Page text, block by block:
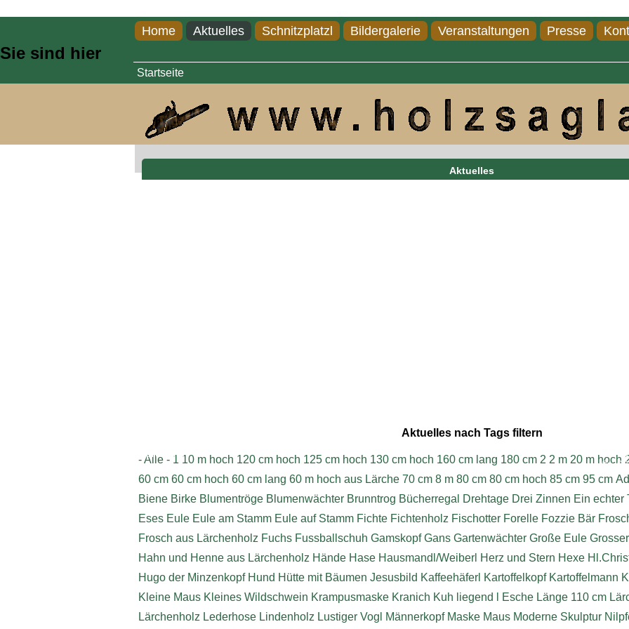
Home Aktuelles Schnitzplatzl Bildergalerie Veranstaltungen Presse
Sie sind hier
Startseite
Aktuelles
Aktuelles nach Tags filtern
- Alle - 1 10 m hoch 120 cm hoch 125 cm hoch 130 cm hoch 160 cm lang 180 cm 2 2 m 20 m hoch
60 cm 60 cm hoch 60 cm lang 60 m hoch aus Lärche 70 cm 8 m 80 cm 80 cm hoch 85 cm 95 cm
Biene Birke Blumentröge Blumenwächter Brunntrog Bücherregal Drehtage Drei Zinnen Ein echter
Eses Eule Eule am Stamm Eule auf Stamm Fichte Fichtenholz Fischotter Forelle Fozzie Bär
Frosch aus Lärchenholz Fuchs Fussballschuh Gamskopf Gans Gartenwächter Große Eule
Hahn und Henne aus Lärchenholz Hände Hase Hausmandl/Weiberl Herz und Stern Hexe
Hugo der Minzenkopf Hund Hütte mit Bäumen Jesusbild Kaffeehäferl Kartoffelkopf Kartoffelmann
Kleine Maus Kleines Wildschwein Krampusmaske Kranich Kuh liegend l Esche Länge 110 cm
Lärchenholz Lederhose Lindenholz Lustiger Vogl Männerkopf Maske Maus Moderne Skulptur
Impressum
©